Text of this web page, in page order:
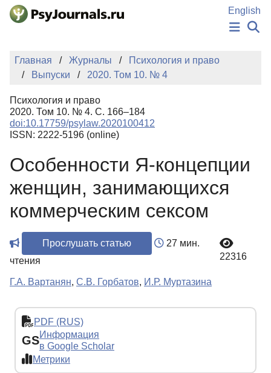
Перейти к основному содержанию
English
НОВОСТИ
ИЗДАНИЯ
ПОДАТЬ РУКОПИСЬ
БАЗА ЗНАНИЙ
КЛЮЧЕВЫЕ СЛОВА
Регистрация
Главная Журналы
Психология и право
Выпуски
2020. Том 10. № 4
Психология и право
2020. Том 10. № 4. С. 166–184
doi:10.17759/psylaw.2020100412
ISSN: 2222-5196 (online)
Особенности Я-концепции
женщин, занимающихся
коммерческим сексом
Прослушать статью
27 мин.
чтения
22316
Г.А. Вартанян, С.В. Горбатов, И.Р. Муртазина
PDF (RUS)
GSИнформация
в Google Scholar
Метрики